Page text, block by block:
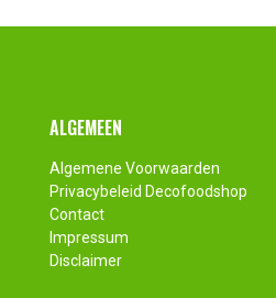
Footer
ALGEMEEN
Algemene Voorwaarden
Privacybeleid Decofoodshop
Contact
Impressum
Disclaimer